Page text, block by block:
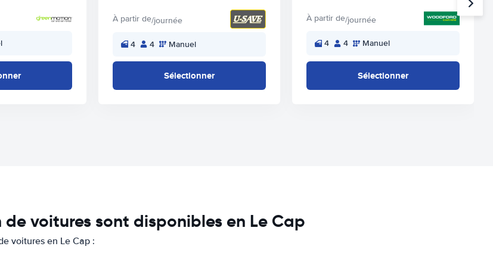
À partir de/journée
4 4 Manuel
Sélectionner
À partir de/journée
4 4 Manuel
Sélectionner
voitures sont disponibles en Le Cap
voitures en Le Cap :